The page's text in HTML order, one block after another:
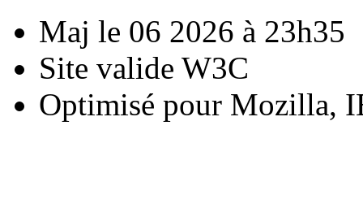
Maj le 06 2026 à 23h35
Site valide W3C
Optimisé pour Mozilla,